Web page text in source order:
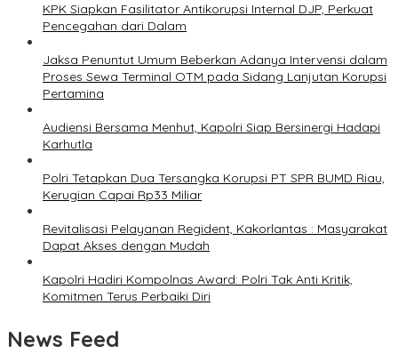
KPK Siapkan Fasilitator Antikorupsi Internal DJP, Perkuat
Pencegahan dari Dalam
Jaksa Penuntut Umum Beberkan Adanya Intervensi dalam
Proses Sewa Terminal OTM pada Sidang Lanjutan Korupsi
Pertamina
Audiensi Bersama Menhut, Kapolri Siap Bersinergi Hadapi
Karhutla
Polri Tetapkan Dua Tersangka Korupsi PT SPR BUMD Riau,
Kerugian Capai Rp33 Miliar
Revitalisasi Pelayanan Regident, Kakorlantas : Masyarakat
Dapat Akses dengan Mudah
Kapolri Hadiri Kompolnas Award: Polri Tak Anti Kritik,
Komitmen Terus Perbaiki Diri
News Feed